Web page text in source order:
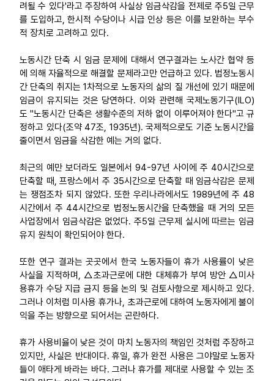
려될 수 있다'라고 주장하여 사실상 임금삭감을 전제로 주5일 근무
를 도입하고, 한시적 수당이나 시급 인상 등은 이를 보완하는 부수
적 장치로 고려하고 있다.
노동시간 단축 시 임금 문제에 대해서 연구결과는 노사간 협약 등
에 의해 자율적으로 해결할 문제라고만 언급하고 있다. 법정노동시
간 단축의 취지는 1차적으로 노동자의 삶의 질 개선에 있기 때문에
임금이 유지되는 것은 당연하다. 이와 관련해 국제노동기구(ILO)
도 "노동시간 단축은 생활수준의 저하 없이 이루어져야 한다"고 규
정하고 있다(조약 47조, 1935년). 국제적으로도 기준 노동시간을
줄이면서 임금을 삭감한 예는 거의 없다.
최근의 예만 보더라도 일본에서 94-97년 사이에 주 40시간으로
단축할 때, 프랑스에서 주 35시간으로 단축할 때 임금삭감은 문제
는 쟁점조차 되지 않았다. 또한 우리나라에서도 1989년에 주 48
시간에서 주 44시간으로 법정노동시간을 단축했을 때 거의 모든
사업장에서 임금삭감은 없었다. 주5일 근무제 실시에 따르는 임금
유지 원칙이 확인되어야 한다.
또한 연구 결과는 곳곳에서 한국 노동자들이 휴가 사용률이 낮은
사실을 지적하며, △초과근로에 대한 대체휴가 부여 방안 △미사
용휴가 수당 지급 금지 등을 논의 및 검토사항으로 제시하고 있다.
그러나 이처럼 미사용 휴가나, 초과근로에 대하여 노동자에게 불이
익을 주는 방향으로 되어서는 곤란하다.
휴가 사용비율이 낮은 것이 마치 노동자의 책임인 것처럼 주장하고
있지만, 사실은 반대이다. 휴일, 휴가 완전 사용은 그야말로 노동자
들이 애타게 바라는 바다. 그러나 휴가를 제대로 사용할 수 있는 조